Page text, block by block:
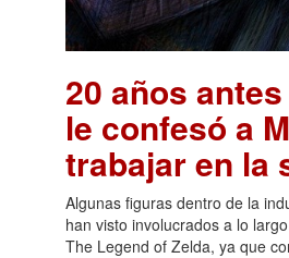
20 años
le confesó a
trabajar en la
Algunas figuras dentro de la
han visto involucrados a lo
The Legend of Zelda, ya que